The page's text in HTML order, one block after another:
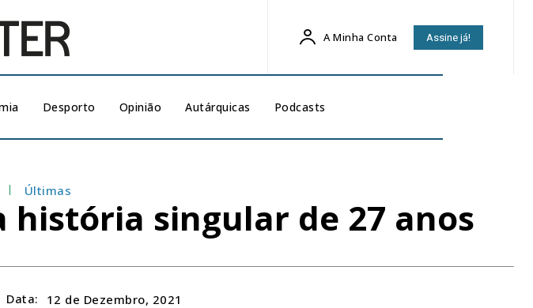
A Minha Conta Assine já!
Desporto Opinião Autárquicas Podcasts
Últimas
história singular de 27 anos
Data: 12 de Dezembro, 2021